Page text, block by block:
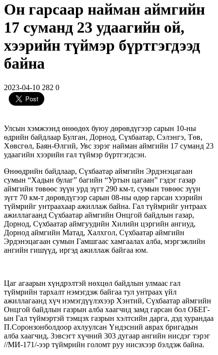
Он гарсаар найман аймгийн
17 суманд 23 удаагийн ой,
хээрийн түймэр бүртгэгдээд
байна
2023-04-10 282 0
Улсын хэмжээнд өнөөдөх буюу дөрөвдүгээр сарын 10-ны
өдрийн байдлаар Булган, Дорнод, Сүхбаатар, Сэлэнгэ, Төв,
Хөвсгөл, Баян-Өлгий, Увс зэрэг найман аймгийн 17 суманд 23
удаагийн хээрийн гал түймэр бүртгэгдсэн.
Өнөөдрийн байдлаар, Сүхбаатар аймгийн Эрдэнэцагаан
сумын “Хадын булаг” багийн “Уртын цагаан” гэдэг газар
аймгийн төвөөс зүүн урд зүгт 290 км-т, сумын төвөөс зүүн
зүгт 70 км-т дөрөвдүгээр сарын 08-ны өдөр гарсан хээрийн
түймрийг унтраахаар ажиллаж байна. Гал түймрийг унтраах
ажиллагаанд Сүхбаатар аймгийн Онцгой байдлын газар,
Дорнод, Сүхбаатар аймгуудийн Хилийн цэргийн ангиуд,
Дорнод аймгийн Матад, Халхгол, Сүхбаатар аймгийн
Эрдэнэцагаан сумын Гамшгаас хамгаалах алба, мэргэжлийн
ангийн гишүүд, иргэд ажиллаж байгаа юм.
Цаг агаарын хүндрэлтэй нөхцөл байдлын улмаас гал
түймрийн тархалт нэмэгдэж байгаа тул унтраах үйл
ажиллагаанд хүч нэмэгдүүлэхээр Хэнтий, Сүхбаатар аймгийн
Онцгой байдлын газрын алба хаагчид замд гарсан бол ОБЕГ-
ын Гал түймэртэй тэмцэх газрын хэлтсийн дарга, дэд хурандаа
П.Соронзонболдоор ахлуулсан Үндэсний аврах бригадын
алба хаагчид, Зэвсэгт хүчний 303 дугаар ангийн нисдэг тэрэг
//МИ-171/-ээр түймрийн голомт руу нисэхээр бэлдэж байна.